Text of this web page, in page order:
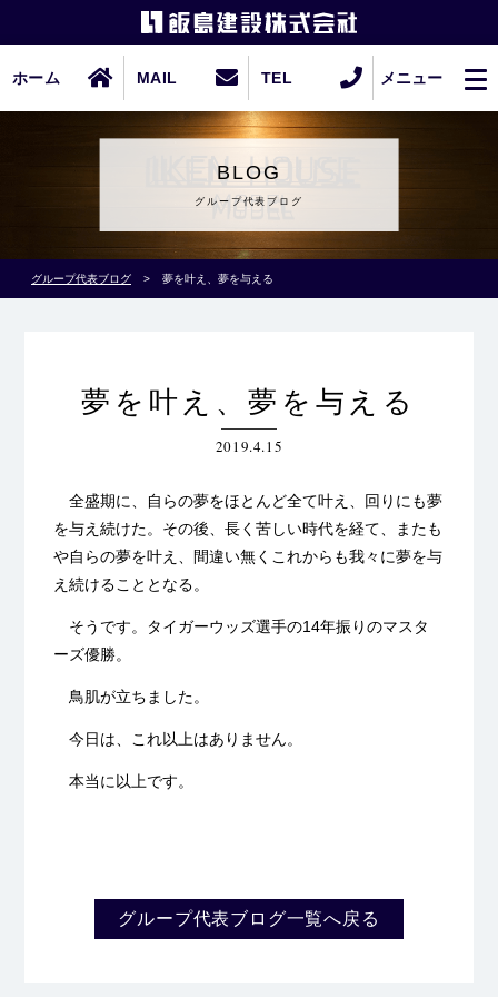
ホーム MAIL TEL メニュー
BLOG
グループ代表ブログ
グループ代表ブログ > 夢を叶え、夢を与える
夢を叶え、夢を与える
2019.4.15
全盛期に、自らの夢をほとんど全て叶え、回りにも夢
を与え続けた。その後、長く苦しい時代を経て、またも
や自らの夢を叶え、間違い無くこれからも我々に夢を与
え続けることとなる。
そうです。タイガーウッズ選手の14年振りのマスタ
ーズ優勝。
鳥肌が立ちました。
今日は、これ以上はありません。
本当に以上です。
グループ代表ブログ一覧へ戻る